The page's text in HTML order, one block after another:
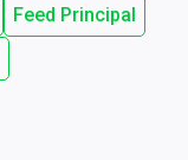
Feed Principal